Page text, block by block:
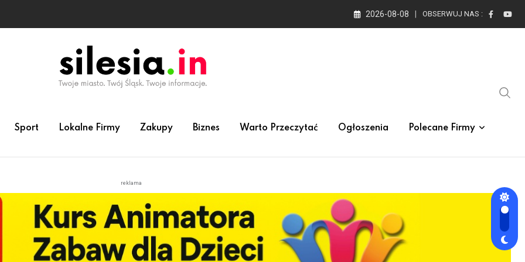
2026-08-08 OBSERWUJ NAS :
Sport Lokalne Firmy Zakupy Biznes Warto Przeczytać Ogłoszenia Polecane Firmy
reklama